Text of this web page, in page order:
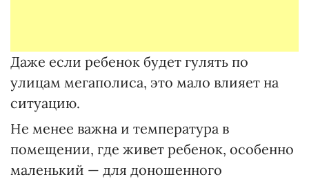
Даже если ребенок будет гулять по
улицам мегаполиса, это мало влияет на
ситуацию.
Не менее важна и температура в
помещении, где живет ребенок, особенно
маленький — для доношенного